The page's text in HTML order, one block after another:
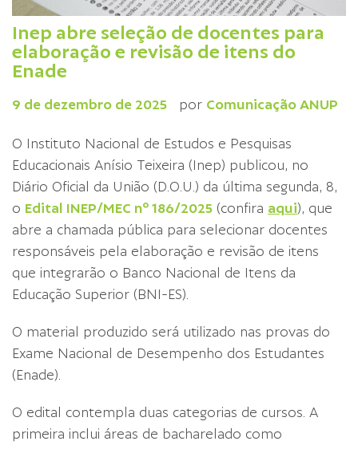
Inep abre seleção de docentes para
elaboração e revisão de itens do
Enade
9 de dezembro de 2025 por Comunicação ANUP
O Instituto Nacional de Estudos e Pesquisas
Educacionais Anísio Teixeira (Inep) publicou, no
Diário Oficial da União (D.O.U.) da última segunda, 8,
o Edital INEP/MEC nº 186/2025 (confira aqui), que
abre a chamada pública para selecionar docentes
responsáveis pela elaboração e revisão de itens
que integrarão o Banco Nacional de Itens da
Educação Superior (BNI-ES).
O material produzido será utilizado nas provas do
Exame Nacional de Desempenho dos Estudantes
(Enade).
O edital contempla duas categorias de cursos. A
primeira inclui áreas de bacharelado como